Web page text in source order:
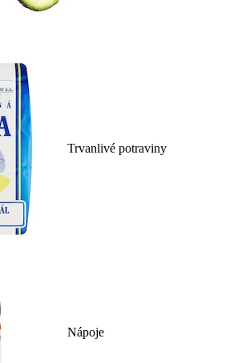
Trvanlivé potraviny
Nápoje